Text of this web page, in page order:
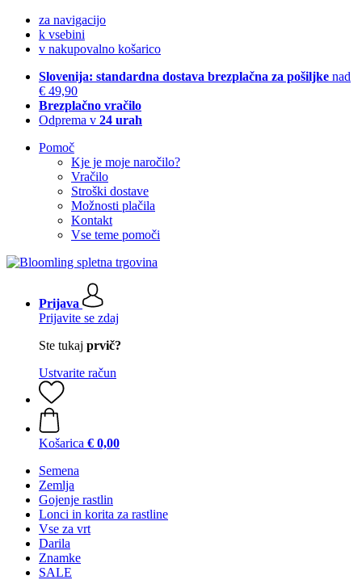
za navigacijo
k vsebini
v nakupovalno košarico
Slovenija: standardna dostava brezplačna za pošiljke nad
€ 49,90
Brezplačno vračilo
Odprema v 24 urah
Pomoč
Kje je moje naročilo?
Vračilo
Stroški dostave
Možnosti plačila
Kontakt
Vse teme pomoči
Prijava
Prijavite se zdaj
Ste tukaj prvič?
Ustvarite račun
Košarica € 0,00
Semena
Zemlja
Gojenje rastlin
Lonci in korita za rastline
Vse za vrt
Darila
Znamke
SALE